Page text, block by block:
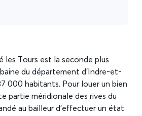
les Tours est la seconde plus
du département d’Indre-et-
000 habitants. Pour louer un bien
partie méridionale des rives du
au bailleur d’effectuer un état